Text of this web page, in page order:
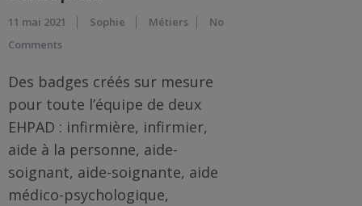
11 mai 2021 Sophie Métiers
No
Comments
Des badges créés sur mesure
pour toute l’équipe de deux
EHPAD : infirmière, infirmier,
aide à la personne, aide-
soignant, aide-soignante, aide
médico-psychologique,
Annonce
Cadeaux
Témoins
Cadeaux
Maîtresses